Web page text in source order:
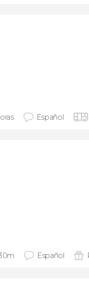
Español
Español